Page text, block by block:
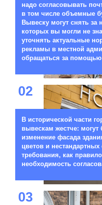
надо согласовывать
в том числе объемные
Вывеску могут снять за
которых вы могли не
уточнять актуальные
рекламы в местной
обращаться за
02
В исторической части
вывескам жестче: могут
изменение фасада
цветов и
требования, как
необходимость
03